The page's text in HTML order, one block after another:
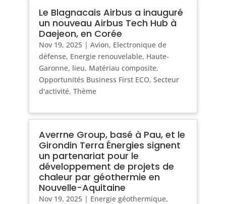
Le Blagnacais Airbus a inauguré
un nouveau Airbus Tech Hub à
Daejeon, en Corée
Nov 19, 2025| Avion, Electronique de
défense, Energie renouvelable, Haute-
Garonne, lieu, Matériau composite,
Opportunités Business First ECO, Secteur
d'activité, Thème
Averrne Group, basé à Pau, et le
Girondin Terra Énergies signent
un partenariat pour le
développement de projets de
chaleur par géothermie en
Nouvelle-Aquitaine
Nov 19, 2025| Energie géothermique,